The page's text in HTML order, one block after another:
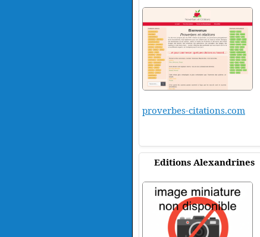
proverbes-citations.com
Editions Alexandrines